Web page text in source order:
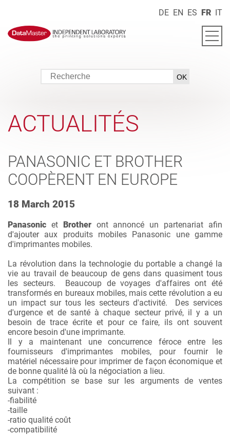
DE EN ES FR IT
ACTUALITÉS
PANASONIC ET BROTHER
COOPÈRENT EN EUROPE
18 March 2015
Panasonic et Brother ont annoncé un partenariat afin
d'ajouter aux produits mobiles Panasonic une gamme
d'imprimantes mobiles.
La révolution dans la technologie du portable a changé la
vie au travail de beaucoup de gens dans quasiment tous
les secteurs. Beaucoup de voyages d'affaires ont été
transformés en bureaux mobiles, mais cette révolution a eu
un impact sur tous les secteurs d'activité. Des services
d'urgence et de santé à chaque secteur privé, il y a un
besoin de trace écrite et pour ce faire, ils ont souvent
encore besoin d'une imprimante.
Il y a maintenant une concurrence féroce entre les
fournisseurs d'imprimantes mobiles, pour fournir le
matériel nécessaire pour imprimer de façon économique et
de bonne qualité là où la négociation a lieu.
La compétition se base sur les arguments de ventes
suivant :
-fiabilité
-taille
-ratio qualité coût
-compatibilité